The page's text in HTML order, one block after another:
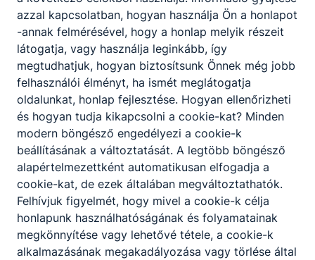
azzal kapcsolatban, hogyan használja Ön a honlapot
-annak felmérésével, hogy a honlap melyik részeit
látogatja, vagy használja leginkább, így
megtudhatjuk, hogyan biztosítsunk Önnek még jobb
felhasználói élményt, ha ismét meglátogatja
oldalunkat, honlap fejlesztése. Hogyan ellenőrizheti
és hogyan tudja kikapcsolni a cookie-kat? Minden
modern böngésző engedélyezi a cookie-k
beállításának a változtatását. A legtöbb böngésző
alapértelmezettként automatikusan elfogadja a
cookie-kat, de ezek általában megváltoztathatók.
Felhívjuk figyelmét, hogy mivel a cookie-k célja
honlapunk használhatóságának és folyamatainak
megkönnyítése vagy lehetővé tétele, a cookie-k
alkalmazásának megakadályozása vagy törlése által